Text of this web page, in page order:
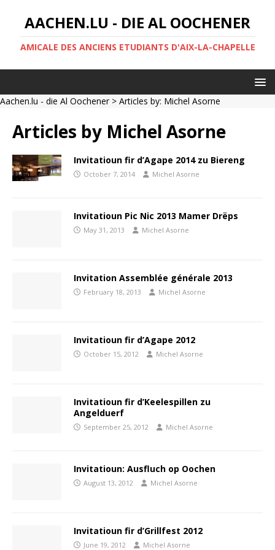
AACHEN.LU - DIE AL OOCHENER
AMICALE DES ANCIENS ETUDIANTS D'AIX-LA-CHAPELLE
Aachen.lu - die Al Oochener> Articles by: Michel Asorne
Articles by Michel Asorne
Invitatioun fir d’Agape 2014 zu Biereng
October 7, 2014 Michel Asorne
Invitatioun Pic Nic 2013 Mamer Drëps
May 31, 2013 Michel Asorne
Invitation Assemblée générale 2013
February 18, 2013 Michel Asorne
Invitatioun fir d’Agape 2012
October 15, 2012 Michel Asorne
Invitatioun fir d’Keelespillen zu
Angelduerf
September 25, 2012 Michel Asorne
Invitatioun: Ausfluch op Oochen
August 13, 2012 Michel Asorne
Invitatioun fir d’Grillfest 2012
June 19, 2012 Michel Asorne